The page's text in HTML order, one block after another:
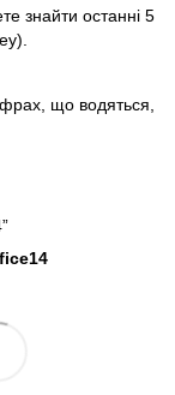
знайти останні 5
що водяться,